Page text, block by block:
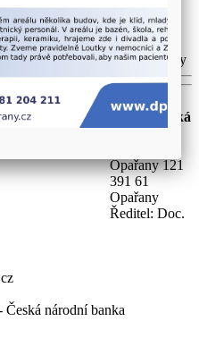
v dětském a
v dětsví 2012 v DPN Opařany
Dětská
psychiatrická
nemocnice
Opařany 121
391 61
Opařany
Ředitel: Doc.
národní banka